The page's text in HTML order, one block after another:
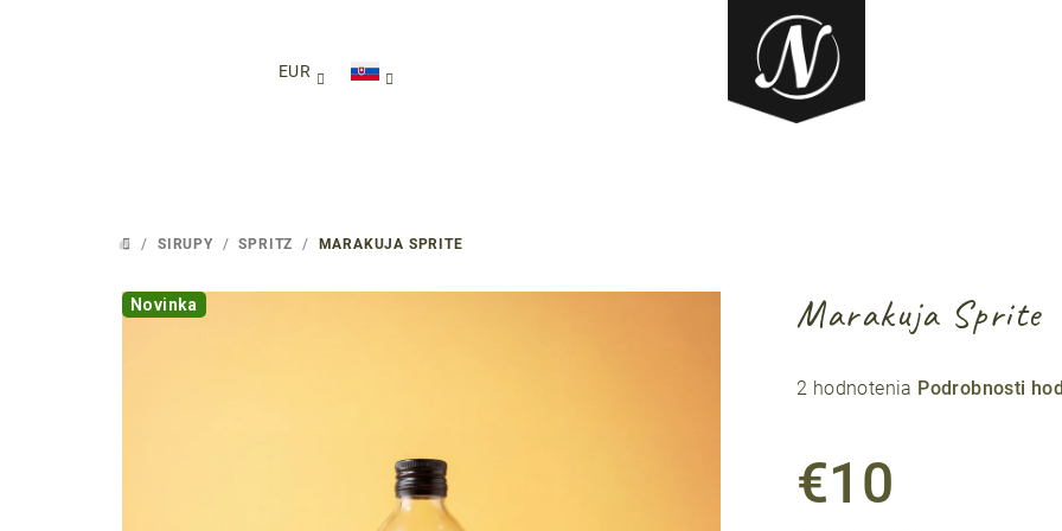
EUR
DOMOV
/ SIRUPY / SPRITZ / MARAKUJA SPRITE
Marakuja Sprite
Priemerné
je
5,0
2 hodnotenia Podrobnosti
€10
Novinka